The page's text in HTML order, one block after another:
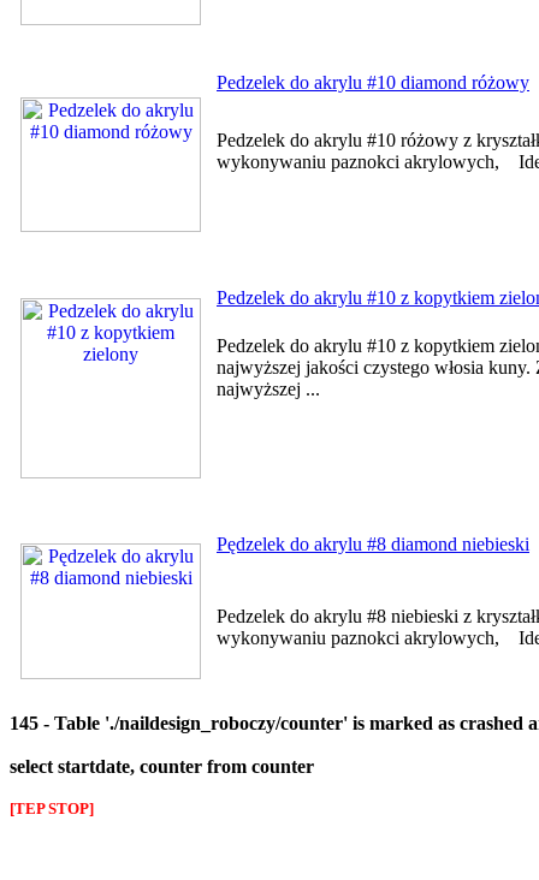
Pedzelek do akrylu #10 diamond różowy
Pedzelek do akrylu #10 różowy z
wykonywaniu paznokci akrylowych,
Pedzelek do akrylu #10 z kopytkiem
Pedzelek do akrylu #10 z kopytkiem
najwyższej jakości czystego włosia
najwyższej ...
Pędzelek do akrylu #8 diamond niebieski
Pedzelek do akrylu #8 niebieski z
wykonywaniu paznokci akrylowych,
145 - Table './naildesign_roboczy/counter' is marked as crashed
select startdate, counter from counter
[TEP STOP]